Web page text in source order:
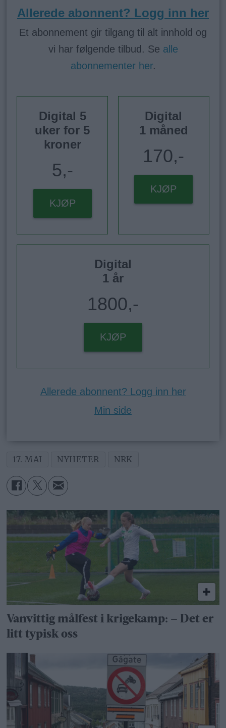
Allerede abonnent? Logg inn her
Et abonnement gir tilgang til alt innhold og
vi har følgende tilbud. Se alle
abonnementer her.
Digital 5
uker for 5
kroner
5,-
KJØP
Digital
1 måned
170,-
KJØP
Digital
1 år
1800,-
KJØP
Allerede abonnent? Logg inn her
Min side
17. MAI NYHETER NRK
Vanvittig målfest i krigekamp: – Det er
litt typisk oss